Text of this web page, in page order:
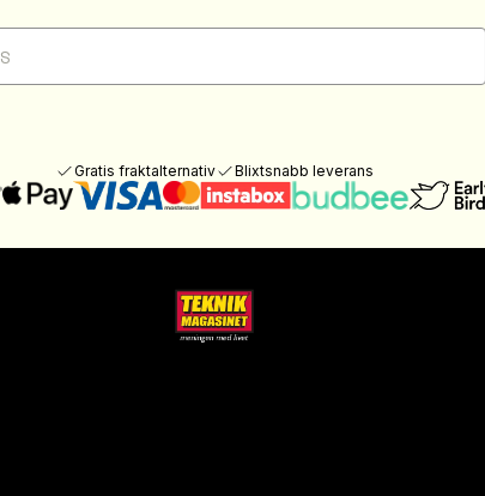
Gratis fraktalternativ Blixtsnabb leverans